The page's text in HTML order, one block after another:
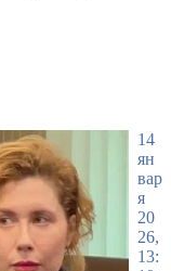
14
ян
вар
я
20
26,
13: